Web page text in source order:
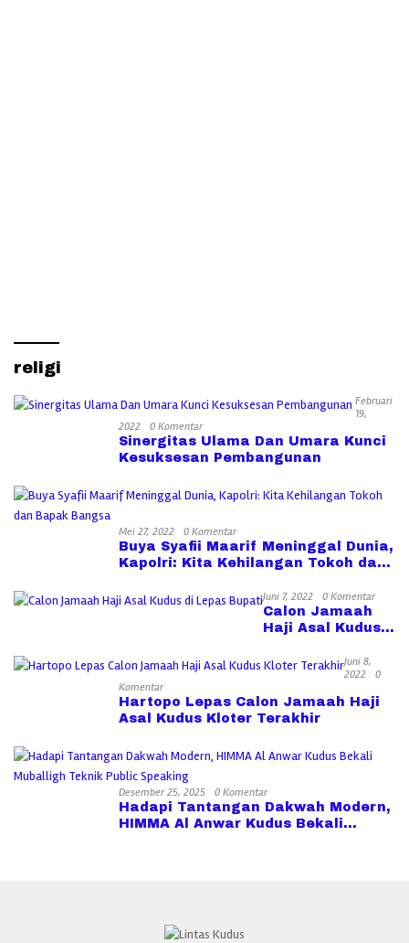
religi
Februari
19,
2022
0 Komentar
Sinergitas Ulama Dan Umara Kunci
Kesuksesan Pembangunan
Mei 27, 2022
0 Komentar
Buya Syafii Maarif Meninggal Dunia,
Kapolri: Kita Kehilangan Tokoh dan
Juni 7, 2022
0 Komentar
Calon Jamaah
Haji Asal Kudus
Juni 8,
2022
0
Komentar
Hartopo Lepas Calon Jamaah Haji
Asal Kudus Kloter Terakhir
Desember 25, 2025
0 Komentar
Hadapi Tantangan Dakwah Modern,
HIMMA Al Anwar Kudus Bekali